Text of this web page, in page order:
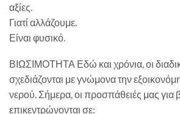
αξίες.
Γιατί αλλάζουμε.
Είναι φυσικό.
ΒΙΩΣΙΜΟΤΗΤΑ Εδώ και χρόνια, οι
σχεδιάζονται με γνώμονα την
νερού. Σήμερα, οι προσπάθειές μας για
επικεντρώνονται σε: